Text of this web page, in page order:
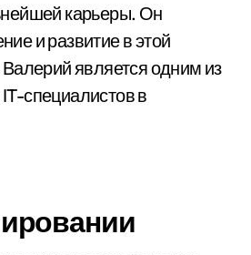
карьеры. Он
и развитие в этой
является одним из
специалистов в